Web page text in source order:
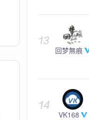
回梦無痕
VK168